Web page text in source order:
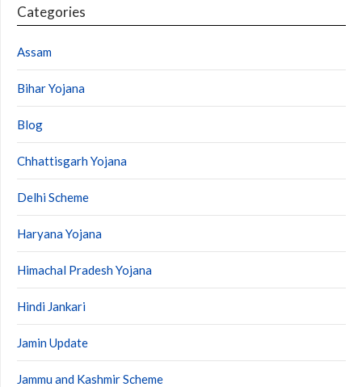
Categories
Assam
Bihar Yojana
Blog
Chhattisgarh Yojana
Delhi Scheme
Haryana Yojana
Himachal Pradesh Yojana
Hindi Jankari
Jamin Update
Jammu and Kashmir Scheme